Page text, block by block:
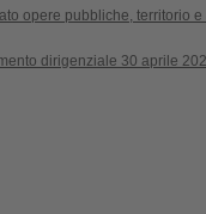
opere pubbliche, territorio e
dirigenziale 30 aprile